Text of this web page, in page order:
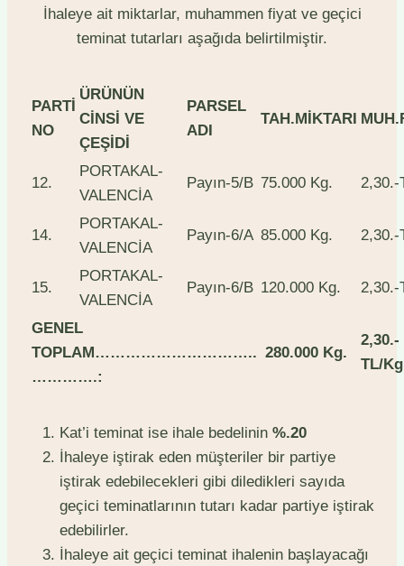
İhaleye ait miktarlar, muhammen fiyat ve geçici
teminat tutarları aşağıda belirtilmiştir.
PARTİ
NO
ÜRÜNÜN
CİNSİ VE
ÇEŞİDİ
PARSEL
ADI
TAH.MİKTARI
12.
PORTAKAL-
VALENCİA
Payın-5/B 75.000 Kg. 2,30.-
14.
PORTAKAL-
VALENCİA
Payın-6/A 85.000 Kg. 2,30.-
15.
PORTAKAL-
VALENCİA
Payın-6/B 120.000 Kg. 2,30.-
GENEL
TOPLAM…………………………..
………….:
280.000 Kg.
2,30.-
TL/
Kat’i teminat ise ihale bedelinin %.20
İhaleye iştirak eden müşteriler bir partiye
iştirak edebilecekleri gibi diledikleri sayıda
geçici teminatlarının tutarı kadar partiye iştirak
edebilirler.
İhaleye ait geçici teminat ihalenin başlayacağı